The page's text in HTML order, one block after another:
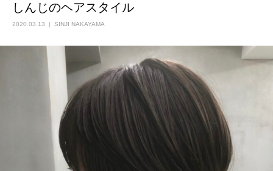
しんじのヘアスタイル
2020.03.13 SINJI NAKAYAMA